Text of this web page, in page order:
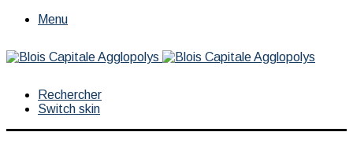
Menu
Rechercher
Switch skin